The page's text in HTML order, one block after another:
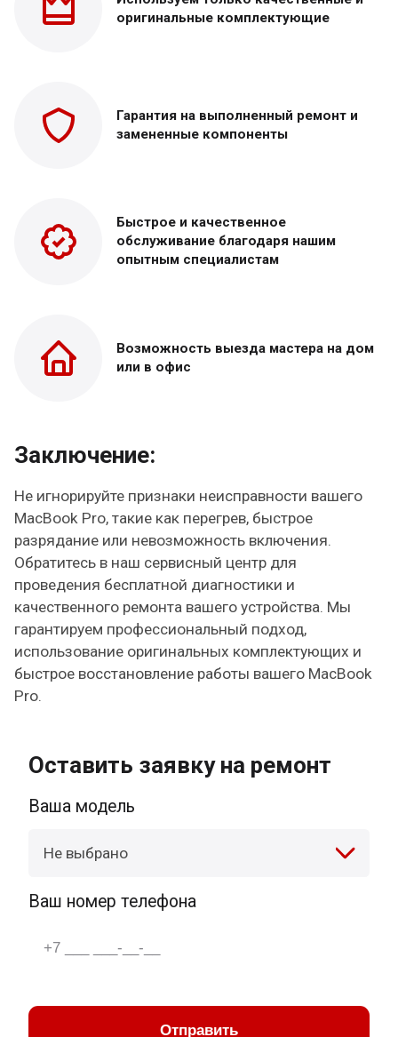
оригинальные комплектующие
Гарантия на выполненный ремонт и
замененные компоненты
Быстрое и качественное
обслуживание благодаря нашим
опытным специалистам
Возможность выезда мастера на дом
или в офис
Заключение:
Не игнорируйте признаки неисправности вашего
MacBook Pro, такие как перегрев, быстрое
разрядание или невозможность включения.
Обратитесь в наш сервисный центр для
проведения бесплатной диагностики и
качественного ремонта вашего устройства. Мы
гарантируем профессиональный подход,
использование оригинальных комплектующих и
быстрое восстановление работы вашего MacBook
Pro.
Оставить заявку на ремонт
Ваша модель
Не выбрано
Ваш номер телефона
Отправить